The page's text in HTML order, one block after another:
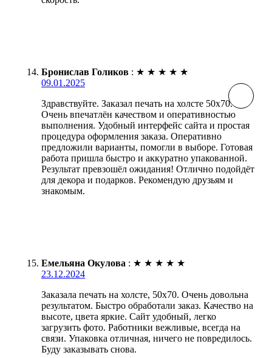
Бронислав Голиков : ★ ★ ★ ★ ★
09.01.2025
Здравствуйте. Заказал печать на холсте 50х70.
Очень впечатлён качеством и оперативностью
выполнения. Удобный интерфейс сайта и простая
процедура оформления заказа. Оперативно
предложили варианты, помогли в выборе. Готовая
работа пришла быстро и аккуратно упакованной.
Результат превзошёл ожидания! Отлично подойдёт
для декора и подарков. Рекомендую друзьям и
знакомым.
Емельяна Окулова : ★ ★ ★ ★ ★
23.12.2024
Заказала печать на холсте, 50х70. Очень довольна
результатом. Быстро обработали заказ. Качество на
высоте, цвета яркие. Сайт удобный, легко
загрузить фото. Работники вежливые, всегда на
связи. Упаковка отличная, ничего не повредилось.
Буду заказывать снова.